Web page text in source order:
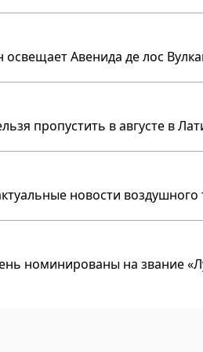
Авенида де лос
пропустить в августе в
новости
номинированы на звание